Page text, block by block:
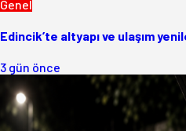
Genel
Edincik’te altyapı ve ulaşım
3 gün önce